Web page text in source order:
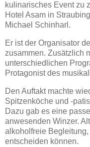
kulinarisches Event zu
Hotel Asam in
Michael Schinharl.
Er ist der Organisator
zusammen. Zusätzlich
unterschiedlichen
Protagonist des
Den Auftakt machte
Spitzenköche und -
Dazu gab es eine
anwesenden Winzer.
alkoholfreie
entscheiden können.